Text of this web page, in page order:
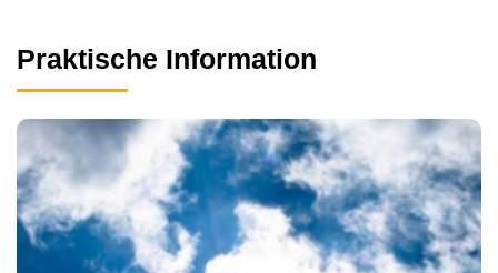
Praktische Information